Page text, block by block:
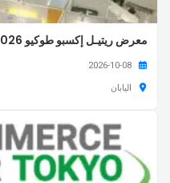
معرض ريتيـل إكسبو طوكيو 2026 – Retail Expo Tokyo
اليابان